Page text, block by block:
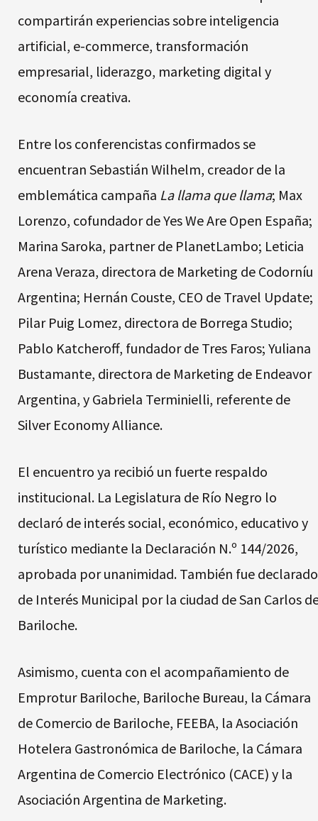
compartirán experiencias sobre inteligencia
artificial, e-commerce, transformación
empresarial, liderazgo, marketing digital y
economía creativa.
Entre los conferencistas confirmados se
encuentran Sebastián Wilhelm, creador de la
emblemática campaña La llama que llama; Max
Lorenzo, cofundador de Yes We Are Open España;
Marina Saroka, partner de PlanetLambo; Leticia
Arena Veraza, directora de Marketing de Codorníu
Argentina; Hernán Couste, CEO de Travel Update;
Pilar Puig Lomez, directora de Borrega Studio;
Pablo Katcheroff, fundador de Tres Faros; Yuliana
Bustamante, directora de Marketing de Endeavor
Argentina, y Gabriela Terminielli, referente de
Silver Economy Alliance.
El encuentro ya recibió un fuerte respaldo
institucional. La Legislatura de Río Negro lo
declaró de interés social, económico, educativo y
turístico mediante la Declaración N.º 144/2026,
aprobada por unanimidad. También fue declarado
de Interés Municipal por la ciudad de San Carlos
Bariloche.
Asimismo, cuenta con el acompañamiento de
Emprotur Bariloche, Bariloche Bureau, la Cámara
de Comercio de Bariloche, FEEBA, la Asociación
Hotelera Gastronómica de Bariloche, la Cámara
Argentina de Comercio Electrónico (CACE) y la
Asociación Argentina de Marketing.